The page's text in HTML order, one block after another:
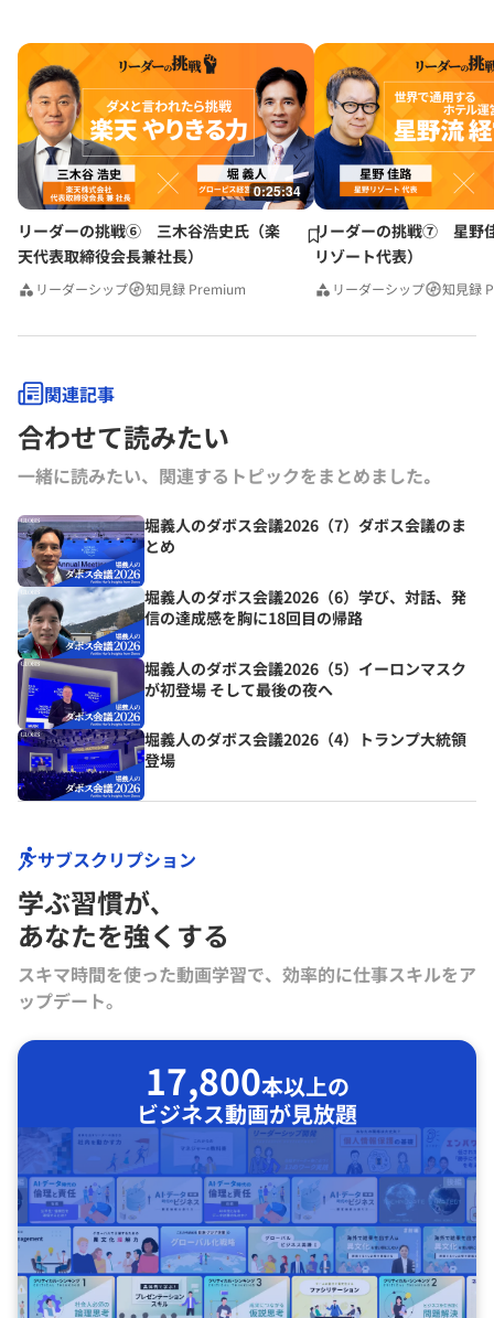
0:25:34
リーダーの挑戦⑥ 三木谷浩史氏（楽
天代表取締役会長兼社長）
リーダーシップ 知見録 Premium
リーダーの挑戦⑦ 星野
リゾート代表）
リーダーシップ 知見録
関連記事
合わせて読みたい
一緒に読みたい、関連するトピックをまとめました｡
堀義人のダボス会議2026（7）ダボス会議のま
とめ
堀義人のダボス会議2026（6）学び、対話、発
信の達成感を胸に18回目の帰路
堀義人のダボス会議2026（5）イーロンマスク
が初登場 そして最後の夜へ
堀義人のダボス会議2026（4）トランプ大統領
登場
サブスクリプション
学ぶ習慣が､
あなたを強くする
スキマ時間を使った動画学習で、効率的に仕事スキルをア
ップデート。
17,800本以上の
ビジネス動画が見放題